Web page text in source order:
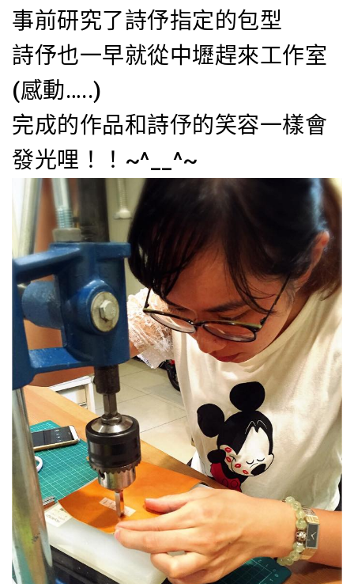
事前研究了詩伃指定的包型
詩伃也一早就從中壢趕來工作室
(感動…..)
完成的作品和詩伃的笑容一樣會
發光哩！！~^__^~